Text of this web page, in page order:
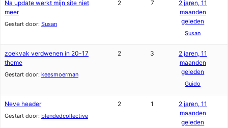
Na update werkt mijn site niet
meer
Gestart door: Susan
2 7
2 jaren, 11
maanden
geleden
Susan
zoekvak verdwenen in 20-17
theme
Gestart door: keesmoerman
2 3
2 jaren, 11
maanden
geleden
Guido
Neve header
Gestart door: blendedcollective
2 1
2 jaren, 11
maanden
geleden